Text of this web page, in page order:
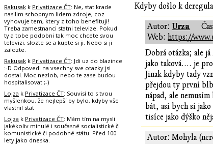
Kdyby došlo k
Autor: Urza
Web:https://
Dobrá otázka; ale
jako taková.... je
Jinak kdyby tady
přejdou ty první
nápad, ale
bát, asi bych si
tisíce jako dýško
Autor: Mohyla
Rakusak k Privatizace ČT: Ne, stat krade
nasilim schopnym lidem zdroje, coz
vyhovuje tem, ktery z toho benefituji!
Treba zamestnanci statni televize. Pokud
ty a tobe podobni tak moc chcete svou
televizi, slozte se a kupte si ji. Nebo si ji
zalozte.
Rakusak k Privatizace ČT: Jdi uz do blazince
:-D Odpovedi na vsechny sve otazky jsi
dostal. Moc nezlob, nebo te zase budou
hospitalisovat ;-)
Lojza k Privatizace ČT: Souvisí to s tvou
myšlenkou, že nejlepší by bylo, kdyby vše
vlastnil stat
Lojza k Privatizace ČT: Mám tím na mysli
jakékoliv minulé i současné socialistické či
komunistické či podobné státu. Před 100
lety jako dneska.